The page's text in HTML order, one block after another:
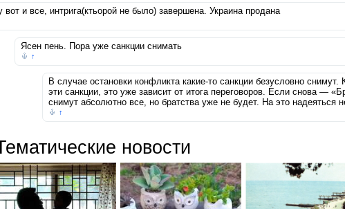
вот и все, интрига(ктьорой не было) завершена. Украина продана
Ясен пень. Пора уже санкции снимать
↑
В случае остановки конфликта какие-то санкции безусловно снимут.
эти санкции, это уже зависит от итога переговоров. Если снова —
снимут абсолютно все, но братства уже не будет. На это надеяться
↑
новости